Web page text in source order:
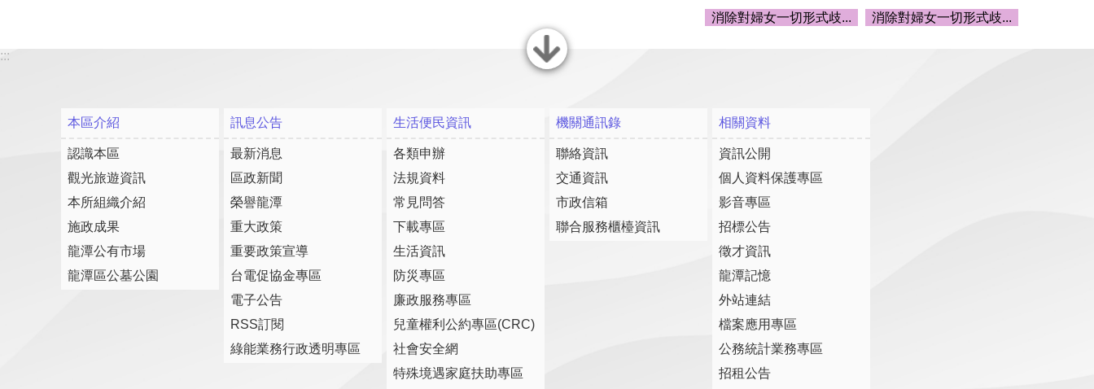
消除對婦女一切形式歧... 消除對婦女一切形式歧...
關閉
:::
本區介紹
認識本區
觀光旅遊資訊
本所組織介紹
施政成果
龍潭公有市場
龍潭區公墓公園
訊息公告
最新消息
區政新聞
榮譽龍潭
重大政策
重要政策宣導
台電促協金專區
電子公告
RSS訂閱
綠能業務行政透明專區
生活便民資訊
各類申辦
法規資料
常見問答
下載專區
生活資訊
防災專區
廉政服務專區
兒童權利公約專區(CRC)
社會安全網
特殊境遇家庭扶助專區
機關通訊錄
聯絡資訊
交通資訊
市政信箱
聯合服務櫃檯資訊
相關資料
資訊公開
個人資料保護專區
影音專區
招標公告
徵才資訊
龍潭記憶
外站連結
檔案應用專區
公務統計業務專區
招租公告